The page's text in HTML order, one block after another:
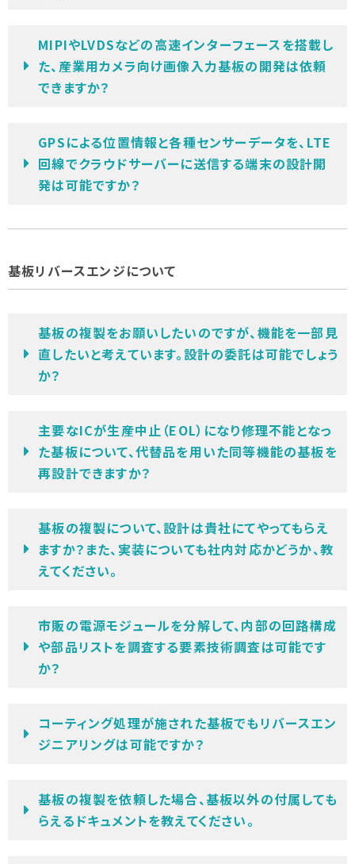
MIPIやLVDSなどの高速インターフェースを搭載し
た、産業用カメラ向け画像入力基板の開発は依頼
できますか？
GPSによる位置情報と各種センサーデータを、LTE
回線でクラウドサーバーに送信する端末の設計開
発は可能ですか？
基板リバースエンジについて
基板の複製をお願いしたいのですが、機能を一部見
直したいと考えています。設計の委託は可能でしょう
か？
主要なICが生産中止（EOL）になり修理不能となっ
た基板について、代替品を用いた同等機能の基板を
再設計できますか？
基板の複製について、設計は貴社にてやってもらえ
ますか？また、実装についても社内対応かどうか、教
えてください。
市販の電源モジュールを分解して、内部の回路構成
や部品リストを調査する要素技術調査は可能です
か？
コーティング処理が施された基板でもリバースエン
ジニアリングは可能ですか？
基板の複製を依頼した場合、基板以外の付属しても
らえるドキュメントを教えてください。